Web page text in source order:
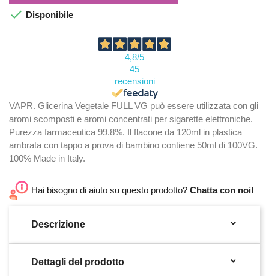
 Disponibile
4,8/5
45
recensioni
VAPR. Glicerina Vegetale FULL VG può essere utilizzata con gli
aromi scomposti e aromi concentrati per sigarette elettroniche.
Purezza farmaceutica 99.8%. Il flacone da 120ml in plastica
ambrata con tappo a prova di bambino contiene 50ml di 100VG.
100% Made in Italy.
Hai bisogno di aiuto su questo prodotto? Chatta con noi!
Descrizione 
Dettagli del prodotto 